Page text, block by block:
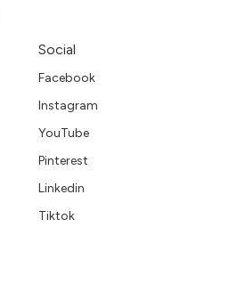
Social
Facebook
Instagram
YouTube
Pinterest
Linkedin
Tiktok